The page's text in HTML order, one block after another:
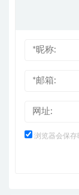
浏览器会保存